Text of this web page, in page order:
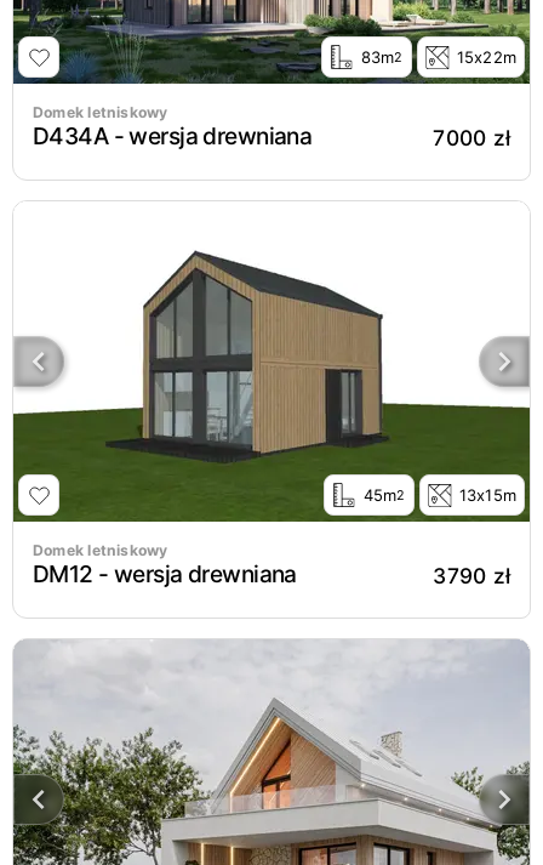
83m2 15x22m
Domek letniskowy
D434A - wersja drewniana 7000 zł
45m2 13x15m
Domek letniskowy
DM12 - wersja drewniana 3790 zł